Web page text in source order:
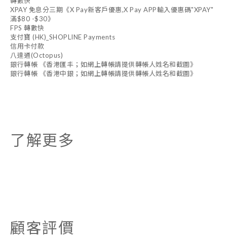
XPAY 免息分三期《X Pay新客戶優惠,X Pay APP輸入優惠碼"XPAY"
滿$80 -$30》
FPS 轉數快
支付寶 (HK)_SHOPLINE Payments
信用卡付款
八達通(Octopus)
銀行轉帳 《香港匯丰；如網上轉帳請提供轉帳人姓名和截圖》
銀行轉帳 《香港中銀；如網上轉帳請提供轉帳人姓名和截圖》
了解更多
顧客評價